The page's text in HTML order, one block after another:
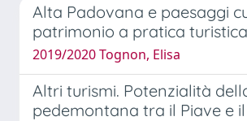
Alta Padovana e paesaggi
patrimonio a pratica
2019/2020 Tognon, Elisa
Altri turismi. Potenzialità
pedemontana tra il Piave e